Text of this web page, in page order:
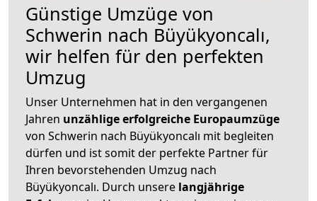
Günstige Umzüge von
Schwerin nach Büyükyoncalı,
wir helfen für den perfekten
Umzug
Unser Unternehmen hat in den vergangenen
Jahren unzählige erfolgreiche Europaumzüge
von Schwerin nach Büyükyoncalı mit begleiten
dürfen und ist somit der perfekte Partner für
Ihren bevorstehenden Umzug nach
Büyükyoncalı. Durch unsere langjährige